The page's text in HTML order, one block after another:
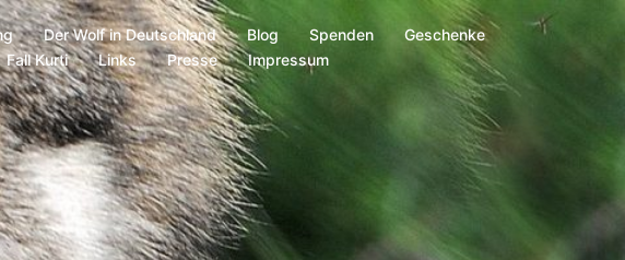
Der Wolf in Deutschland Blog Spenden
Geschenke
Fall Kurti Links Presse
Impressum